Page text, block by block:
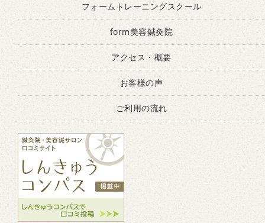
フォームトレーニングスクール
form美容鍼灸院
アクセス・概要
お客様の声
ご利用の流れ